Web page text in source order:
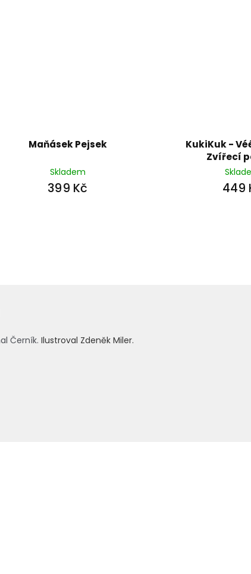
Maňásek Pejsek
Skladem
399 Kč
KukiKuk -
Zvířecí
449
Černík. Ilustroval Zdeněk Miler.